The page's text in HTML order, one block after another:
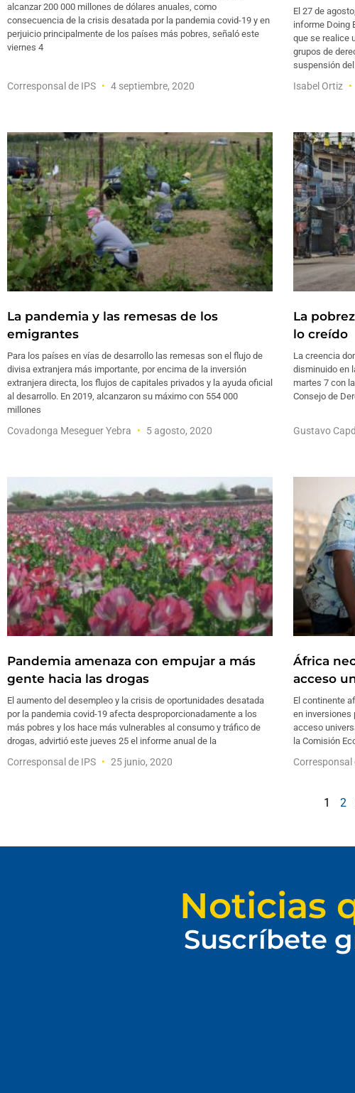
alcanzar 200 000 millones de dólares anuales, como
consecuencia de la crisis desatada por la pandemia covid-19 y en
perjuicio principalmente de los países más pobres, señaló este
viernes 4
Corresponsal de IPS 4 septiembre, 2020
El 27 de
informe Doing
que se realice
grupos de
suspensión
Isabel Ortiz
La pandemia y las remesas de los
emigrantes
Para los países en vías de desarrollo las remesas son el flujo de
divisa extranjera más importante, por encima de la inversión
extranjera directa, los flujos de capitales privados y la ayuda oficial
al desarrollo. En 2019, alcanzaron su máximo con 554 000
millones
Covadonga Meseguer Yebra 5 agosto, 2020
La
lo creído
La creencia
disminuido en
martes 7 con
Consejo de
Gustavo
Pandemia amenaza con empujar a más
gente hacia las drogas
El aumento del desempleo y la crisis de oportunidades desatada
por la pandemia covid-19 afecta desproporcionadamente a los
más pobres y los hace más vulnerables al consumo y tráfico de
drogas, advirtió este jueves 25 el informe anual de la
Corresponsal de IPS 25 junio, 2020
África
acceso
El continente
en inversiones
acceso
la Comisión
Corresponsal
1 2
Noticias
Suscríbete